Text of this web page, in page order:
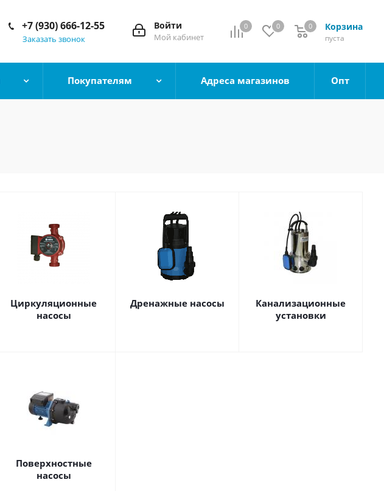
0 0 Корзина
0
пуста
0
Войти
Мой кабинет
+7 (930) 666-12-55
Заказать звонок
Покупателям Адреса магазинов Опт
Циркуляционные
насосы
Дренажные насосы
Канализационные
установки
Поверхностные
насосы